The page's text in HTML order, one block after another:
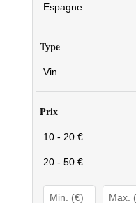
Espagne
Type
Vin
Prix
10 - 20 €
20 - 50 €